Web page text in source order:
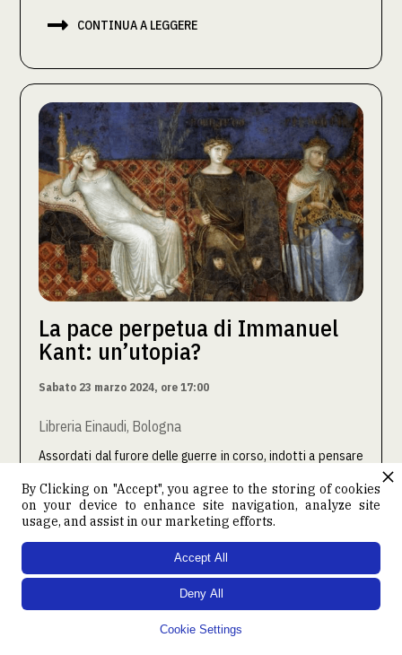
 CONTINUA A LEGGERE
La pace perpetua di Immanuel
Kant: un’utopia?
Sabato 23 marzo 2024, ore 17:00
Libreria Einaudi, Bologna
Assordati dal furore delle guerre in corso, indotti a pensare
pace perpetua di Kant pare un sogno da filosofi. E tuttavia
l’accusa di utopia va messa alla prova delle pagine kantiane.
Non è una condizione immaginaria e irrealizzabile che da
esse emerge ma, al contrario, una riflessione rigorosa ed
esigente sul concetto di pace: solo a partire da lì ci si potrà
interrogare sul carattere illusorio o meno dell’idea di pace
CONTINUA A LEGGERE
By Clicking on "Accept", you agree to the storing of cookies
on your device to enhance site navigation, analyze site
usage, and assist in our marketing efforts.
Cookie Settings
Deny All
Accept All